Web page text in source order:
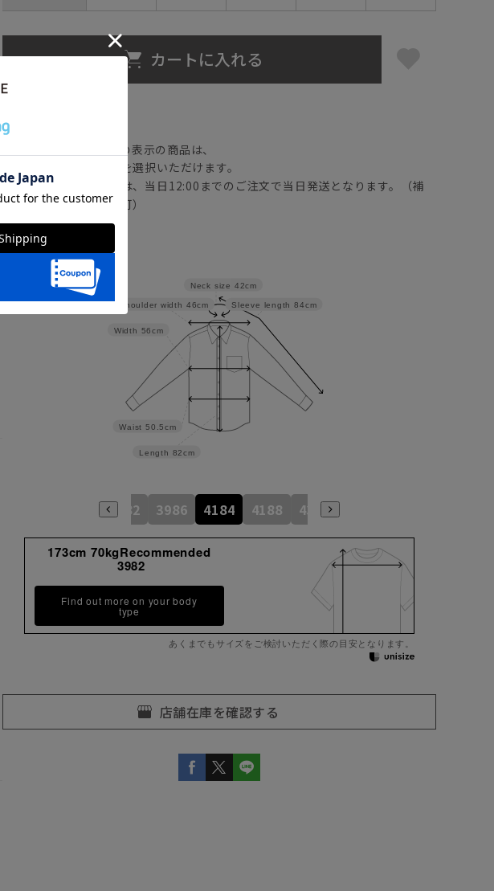
カートに入れる
の表示の商品は、
注文画面でお急ぎ発送を選択いただけます。
さらにメルマガ会員様は、当日12:00までのご注文で当日発送となります。（補
正商品の場合は対応不可）
詳しくはこちら
Sleeve length 84cm
Neck size 42cm
Length 82cm
Waist 50.5cm
Width 56cm
Shoulder width 46cm
3982 3986 4184 4188 4386
173cm 70kgRecommended
3982
Find out more on your body
type
あくまでもサイズをご検討いただく際の目安となります。